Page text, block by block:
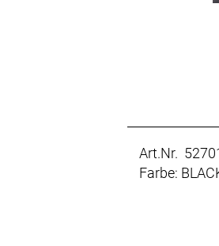
Art.Nr.
Farbe: